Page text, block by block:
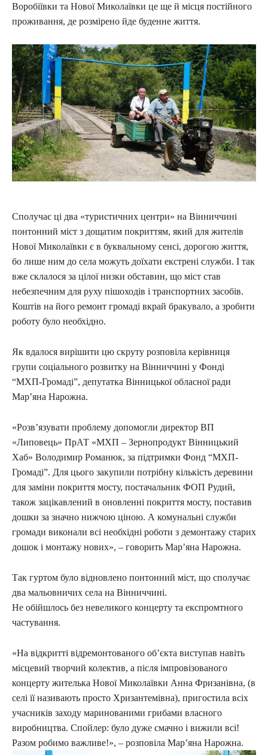
Воробіївки та Нової Миколаївки це ще й місця постійного
проживання, де розмірено йде буденне життя.
Сполучає ці два «туристичних центри» на Вінниччині
понтонний міст з дощатим покриттям, який для жителів
Нової Миколаївки є в буквальному сенсі, дорогою життя,
бо лише ним до села можуть доїхати екстрені служби. І так
вже склалося за цілої низки обставин, що міст став
небезпечним для руху пішоходів і транспортних засобів.
Коштів на його ремонт громаді вкрай бракувало, а зробити
роботу було необхідно.
Як вдалося вирішити цю скруту розповіла керівниця
групи соціального розвитку на Вінниччині у Фонді
“МХП-Громаді”, депутатка Вінницької обласної ради
Мар’яна Нарожна.
«Розв’язувати проблему допомогли директор ВП
«Липовець» ПрАТ «МХП – Зернопродукт Вінницький
Хаб» Володимир Романюк, за підтримки Фонд “МХП-
Громаді”. Для цього закупили потрібну кількість деревини
для заміни покриття мосту, постачальник ФОП Рудий,
також зацікавлений в оновленні покриття мосту, поставив
дошки за значно нижчою ціною. А комунальні служби
громади виконали всі необхідні роботи з демонтажу старих
дошок і монтажу нових», – говорить Мар’яна Нарожна.
Так гуртом було відновлено понтонний міст, що сполучає
два мальовничих села на Вінниччині.
Не обійшлось без невеликого концерту та експромтного
частування.
«На відкритті відремонтованого об’єкта виступав навіть
місцевий творчий колектив, а після імпровізованого
концерту жителька Нової Миколаївки Анна Фризанівна, (в
селі її називають просто Хризантемівна), пригостила всіх
учасників заходу маринованими грибами власного
виробництва. Спойлер: було дуже смачно і вижили всі!
Разом робимо важливе!», – розповіла Мар’яна Нарожна.